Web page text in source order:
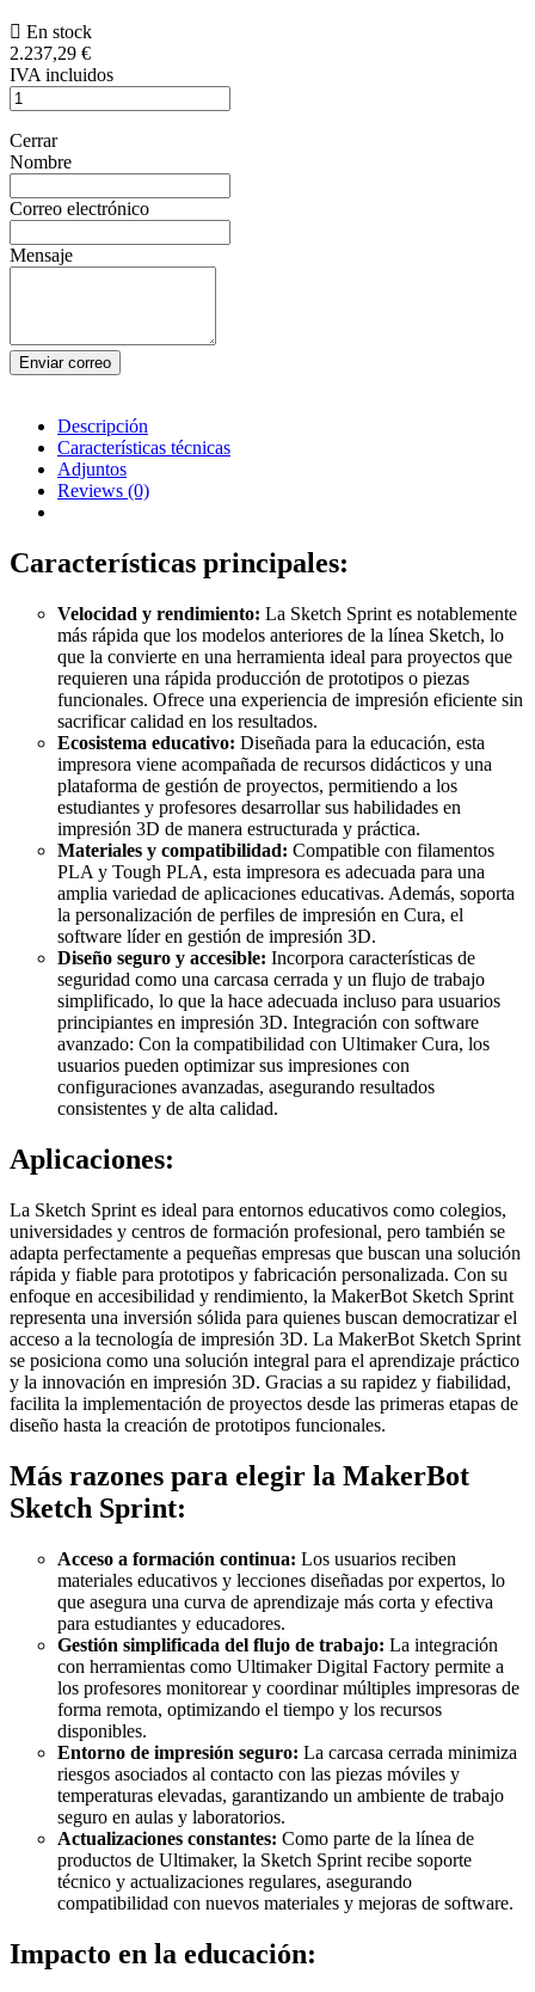
En stock
2.237,29 €
IVA incluidos
Cerrar
Nombre
Correo electrónico
Mensaje
Enviar correo
Descripción
Características técnicas
Adjuntos
Reviews (0)
Características principales:
Velocidad y rendimiento: La Sketch Sprint es notablemente
más rápida que los modelos anteriores de la línea Sketch, lo
que la convierte en una herramienta ideal para proyectos que
requieren una rápida producción de prototipos o piezas
funcionales. Ofrece una experiencia de impresión eficiente sin
sacrificar calidad en los resultados.
Ecosistema educativo: Diseñada para la educación, esta
impresora viene acompañada de recursos didácticos y una
plataforma de gestión de proyectos, permitiendo a los
estudiantes y profesores desarrollar sus habilidades en
impresión 3D de manera estructurada y práctica.
Materiales y compatibilidad: Compatible con filamentos
PLA y Tough PLA, esta impresora es adecuada para una
amplia variedad de aplicaciones educativas. Además, soporta
la personalización de perfiles de impresión en Cura, el
software líder en gestión de impresión 3D.
Diseño seguro y accesible: Incorpora características de
seguridad como una carcasa cerrada y un flujo de trabajo
simplificado, lo que la hace adecuada incluso para usuarios
principiantes en impresión 3D. Integración con software
avanzado: Con la compatibilidad con Ultimaker Cura, los
usuarios pueden optimizar sus impresiones con
configuraciones avanzadas, asegurando resultados
consistentes y de alta calidad.
Aplicaciones:
La Sketch Sprint es ideal para entornos educativos como colegios,
universidades y centros de formación profesional, pero también se
adapta perfectamente a pequeñas empresas que buscan una solución
rápida y fiable para prototipos y fabricación personalizada. Con su
enfoque en accesibilidad y rendimiento, la MakerBot Sketch Sprint
representa una inversión sólida para quienes buscan democratizar el
acceso a la tecnología de impresión 3D. La MakerBot Sketch Sprint
se posiciona como una solución integral para el aprendizaje práctico
y la innovación en impresión 3D. Gracias a su rapidez y fiabilidad,
facilita la implementación de proyectos desde las primeras etapas de
diseño hasta la creación de prototipos funcionales.
Más razones para elegir la MakerBot
Sketch Sprint:
Acceso a formación continua: Los usuarios reciben
materiales educativos y lecciones diseñadas por expertos, lo
que asegura una curva de aprendizaje más corta y efectiva
para estudiantes y educadores.
Gestión simplificada del flujo de trabajo: La integración
con herramientas como Ultimaker Digital Factory permite a
los profesores monitorear y coordinar múltiples impresoras de
forma remota, optimizando el tiempo y los recursos
disponibles.
Entorno de impresión seguro: La carcasa cerrada minimiza
riesgos asociados al contacto con las piezas móviles y
temperaturas elevadas, garantizando un ambiente de trabajo
seguro en aulas y laboratorios.
Actualizaciones constantes: Como parte de la línea de
productos de Ultimaker, la Sketch Sprint recibe soporte
técnico y actualizaciones regulares, asegurando
compatibilidad con nuevos materiales y mejoras de software.
Impacto en la educación: